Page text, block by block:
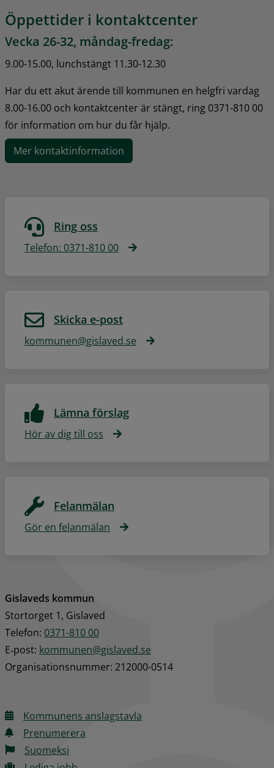
Öppettider i kontaktcenter
Vecka 26-32, måndag-fredag:
9.00-15.00, lunchstängt 11.30-12.30
Har du ett akut ärende till kommunen en helgfri vardag
8.00-16.00 och kontaktcenter är stängt, ring 0371-810 00
för information om hur du får hjälp.
Mer kontaktinformation
Ring oss
Telefon: 0371-810 00
Skicka e-post
kommunen@gislaved.se
Lämna förslag
Hör av dig till oss
Felanmälan
Gör en felanmälan
Gislaveds kommun
Stortorget 1, Gislaved
Telefon: 0371-810 00
E‑post: kommunen@gislaved.se
Organisationsnummer: 212000-0514
Kommunens anslagstavla
Prenumerera
Suomeksi